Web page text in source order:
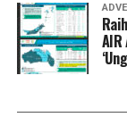
Selain sesi
meluncurkan
petunjuk praktis
bagi kader
pendampingan,